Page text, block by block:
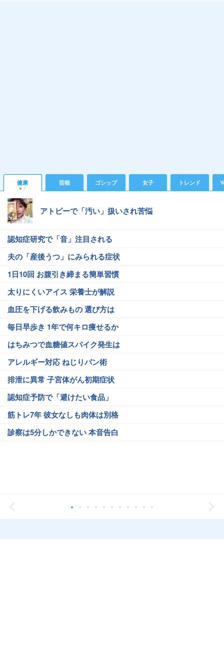
健康 芸能 ゴシップ 女子 トレンド
アトピーで「汚い」扱いされ苦悩
認知症研究で「音」注目される
夫の「産後うつ」にみられる症状
1日10回 お腹引き締まる簡単習慣
太りにくいアイス 栄養士が解説
血圧を下げる飲みもの 選び方は
毎日早歩き 1年で何キロ痩せるか
はちみつで血糖値スパイク発生は
アレルギー対応 ねじりパン術
排泄に異常 子宮体がん初期症状
認知症予防で「避けたい食品」
筋トレ7年 彼女なしも肉体は別格
診察は5分しかできない 本音告白